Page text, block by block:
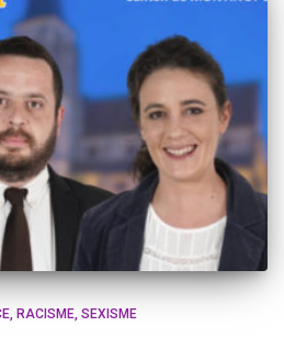
RACISME SEXISME